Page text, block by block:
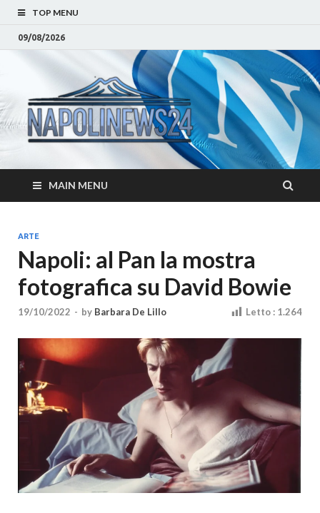
TOP MENU
09/08/2026
–
Napoli
Moda e
Cultura
Notizie sulla citta di
Napoli e Campania
Eventi, Sport
MAIN MENU
ARTE
Napoli: al Pan la mostra
fotografica su David Bowie
19/10/2022 - by Barbara De Lillo Letto : 1.264